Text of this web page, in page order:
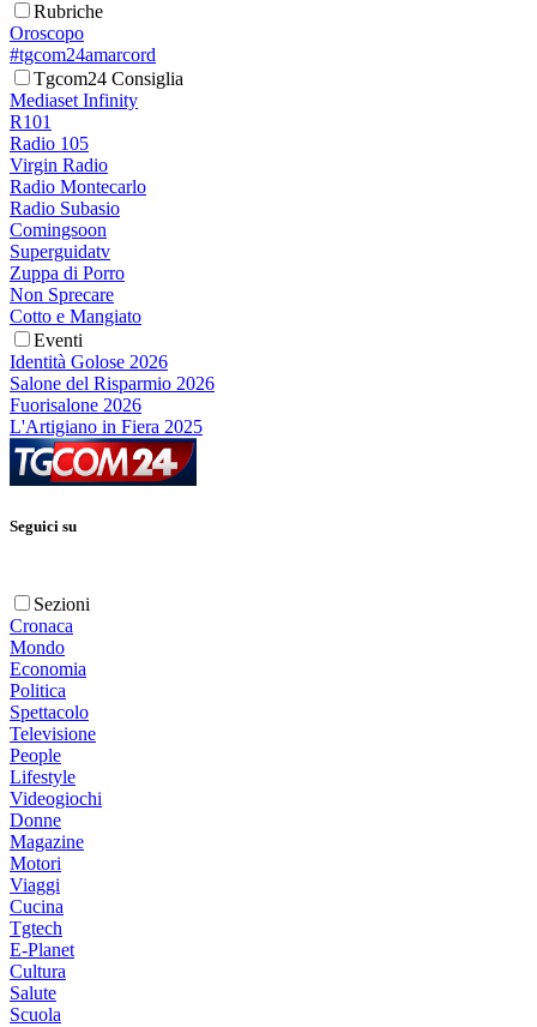
Rubriche
Oroscopo
#tgcom24amarcord
Tgcom24 Consiglia
Mediaset Infinity
R101
Radio 105
Virgin Radio
Radio Montecarlo
Radio Subasio
Comingsoon
Superguidatv
Zuppa di Porro
Non Sprecare
Cotto e Mangiato
Eventi
Identità Golose 2026
Salone del Risparmio 2026
Fuorisalone 2026
L'Artigiano in Fiera 2025
Seguici su
Sezioni
Cronaca
Mondo
Economia
Politica
Spettacolo
Televisione
People
Lifestyle
Videogiochi
Donne
Magazine
Motori
Viaggi
Cucina
Tgtech
E-Planet
Cultura
Salute
Scuola